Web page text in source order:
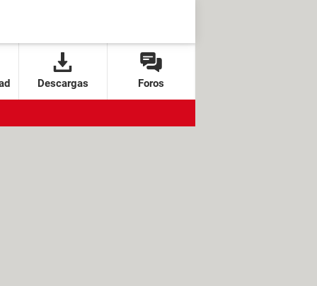
Descargas Foros